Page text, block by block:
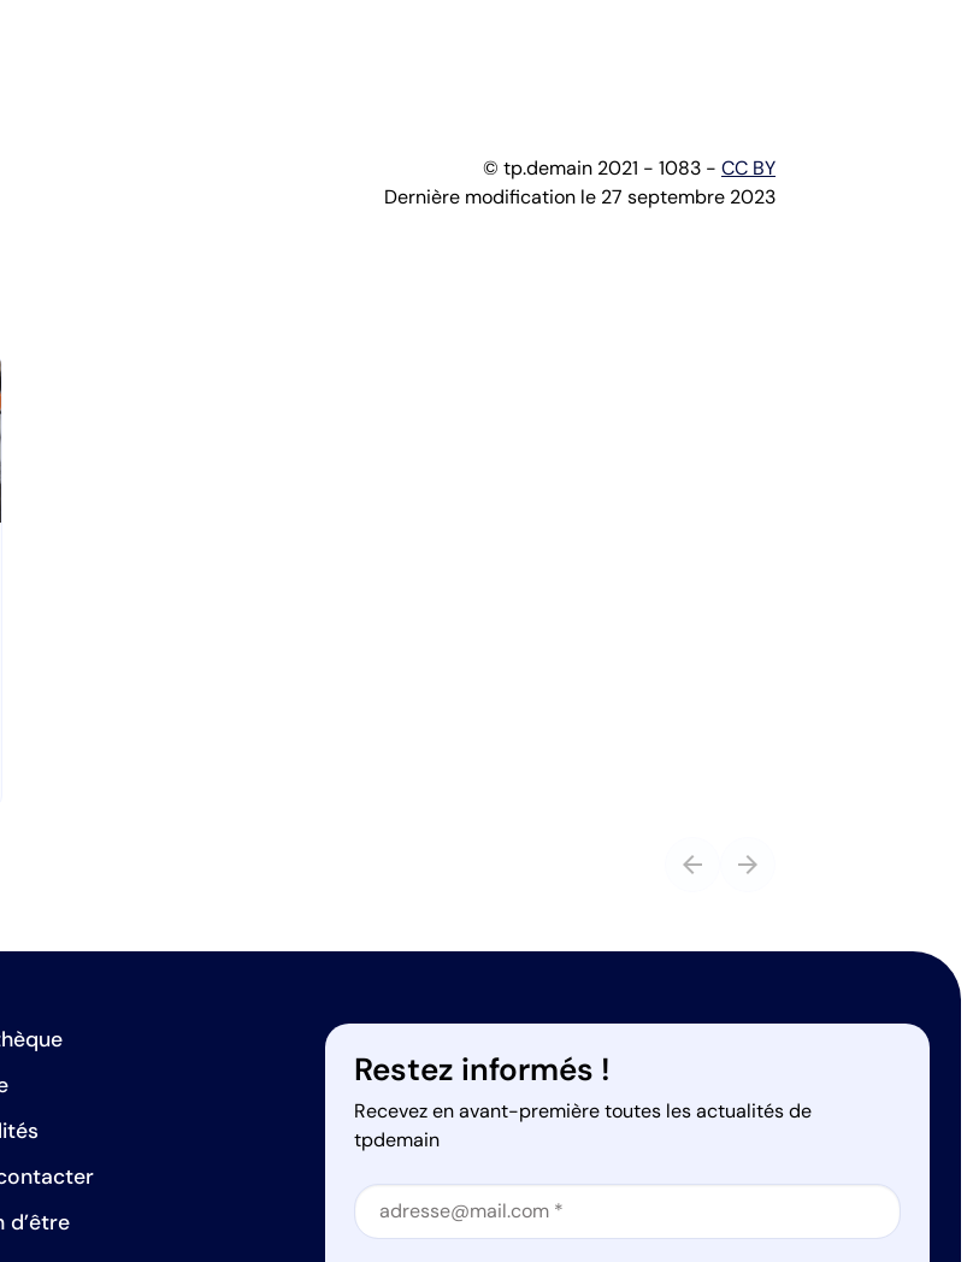
© tp.demain 2021 - 1083 - CC BY
Dernière modification le 27 septembre 2023
arrow_back arrow_forward
d’être
Restez informés !
Recevez en avant-première toutes les actualités de
tpdemain
Section